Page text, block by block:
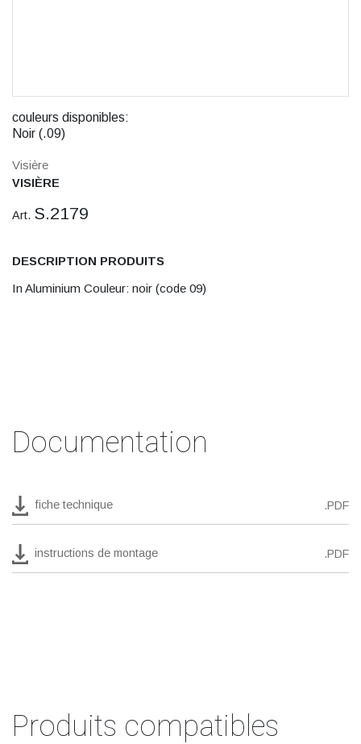
couleurs disponibles:
Noir (.09)
Visière
VISIÈRE
Art. S.2179
DESCRIPTION PRODUITS
In Aluminium Couleur: noir (code 09)
Documentation
fiche technique .PDF
instructions de montage .PDF
Produits compatibles